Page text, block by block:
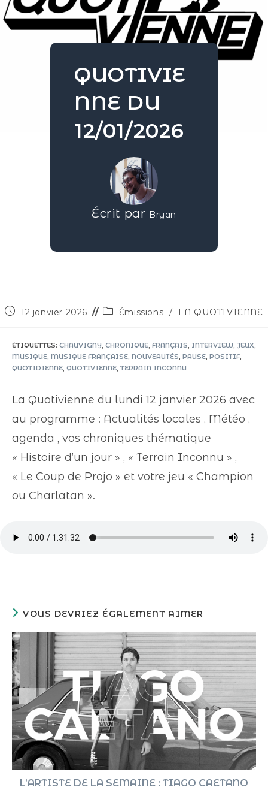
QUOTIVIE
NNE DU
12/01/2026
Écrit par Bryan
12 janvier 2026 Émissions / LA QUOTIVIENNE
ÉTIQUETTES: CHAUVIGNY, CHRONIQUE, FRANÇAIS, INTERVIEW, JEUX,
MUSIQUE, MUSIQUE FRANÇAISE, NOUVEAUTÉS, PAUSE, POSITIF,
QUOTIDIENNE, QUOTIVIENNE, TERRAIN INCONNU
La Quotivienne du lundi 12 janvier 2026 avec
au programme : Actualités locales , Météo ,
agenda , vos chroniques thématique
« Histoire d’un jour » , « Terrain Inconnu » ,
« Le Coup de Projo » et votre jeu « Champion
ou Charlatan ».
VOUS DEVRIEZ ÉGALEMENT AIMER
L’ARTISTE DE LA SEMAINE : TIAGO CAETANO